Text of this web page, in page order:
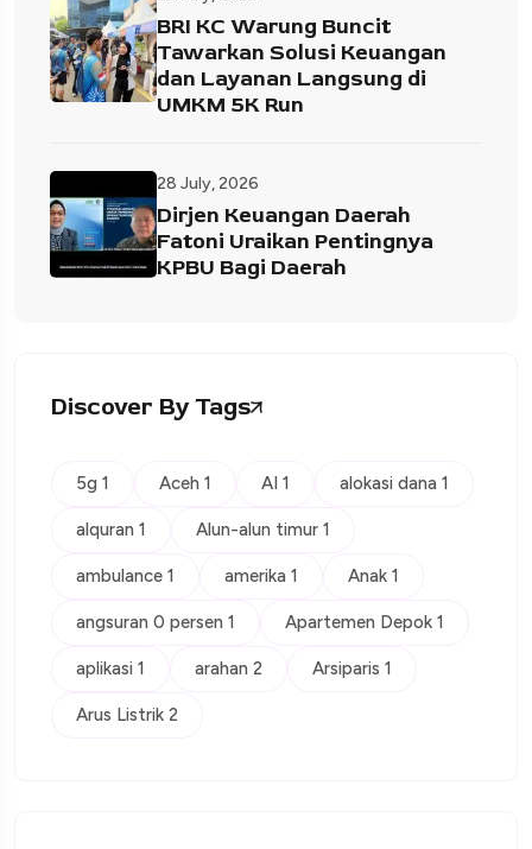
BRI KC Warung Buncit
Tawarkan Solusi Keuangan
dan Layanan Langsung di
UMKM 5K Run
28 July, 2026
Dirjen Keuangan Daerah
Fatoni Uraikan Pentingnya
KPBU Bagi Daerah
Discover By Tags
5g 1 Aceh 1 AI 1 alokasi dana 1
alquran 1 Alun-alun timur 1
ambulance 1 amerika 1 Anak 1
angsuran 0 persen 1 Apartemen Depok 1
aplikasi 1 arahan 2 Arsiparis 1
Arus Listrik 2